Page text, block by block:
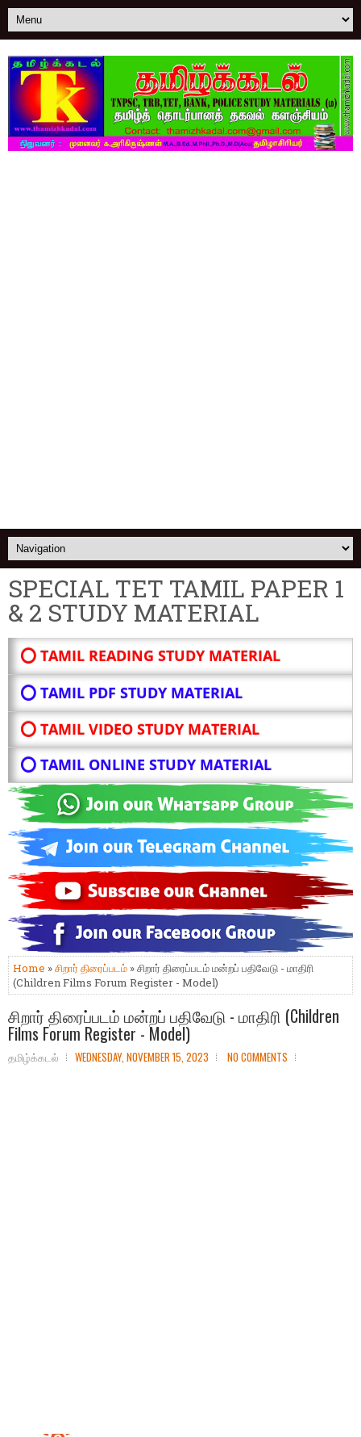
SPECIAL TET TAMIL PAPER 1
& 2 STUDY MATERIAL
⭕ TAMIL READING STUDY MATERIAL
⭕ TAMIL PDF STUDY MATERIAL
⭕ TAMIL VIDEO STUDY MATERIAL
⭕ TAMIL ONLINE STUDY MATERIAL
Home »சிறார் திரைப்படம் » சிறார் திரைப்படம் மன்றப் பதிவேடு - மாதிரி
(Children Films Forum Register - Model)
சிறார் திரைப்படம் மன்றப் பதிவேடு - மாதிரி (Children
Films Forum Register - Model)
தமிழ்க்கடல் WEDNESDAY, NOVEMBER 15, 2023 NO COMMENTS